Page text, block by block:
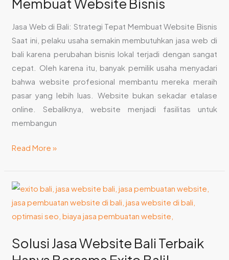
Jasa Web di Bali: Strategi Tepat Membuat Website Bisnis
Saat ini, pelaku usaha semakin membutuhkan jasa web di
bali karena perubahan bisnis lokal terjadi dengan sangat
cepat. Oleh karena itu, banyak pemilik usaha menyadari
bahwa website profesional membantu mereka meraih
pasar yang lebih luas. Website bukan sekadar etalase
online. Sebaliknya, website menjadi fasilitas untuk
membangun
Tepat
Membuat
Website
Bisnis
Read More »
Solusi Jasa Website Bali Terbaik
Solusi
Jasa
Website
Terbaik
Hanya